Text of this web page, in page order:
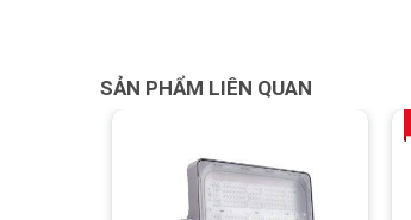
SẢN PHẨM LIÊN QUAN